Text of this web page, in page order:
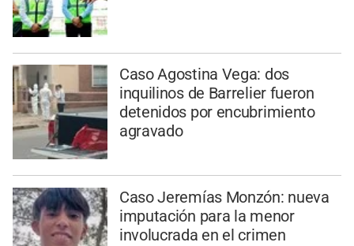
Caso Agostina Vega: dos
inquilinos de Barrelier fueron
detenidos por encubrimiento
agravado
Caso Jeremías Monzón: nueva
imputación para la menor
involucrada en el crimen